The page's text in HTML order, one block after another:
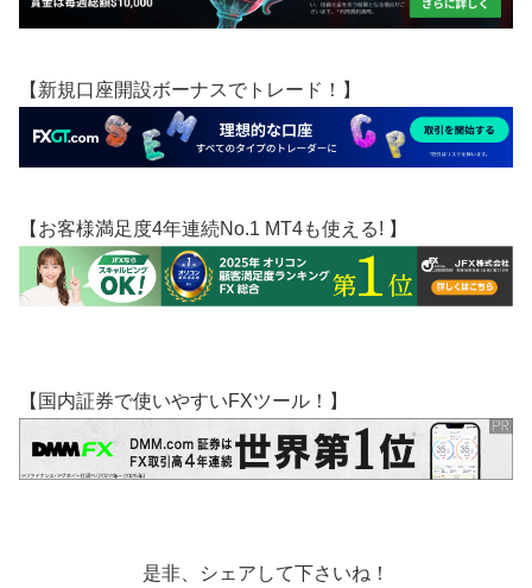
【新規口座開設ボーナスでトレード！】
【お客様満足度4年連続No.1 MT4も使える! 】
【国内証券で使いやすいFXツール！】
是非、シェアして下さいね！